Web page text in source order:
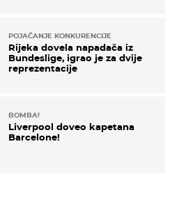
POJAČANJE KONKURENCIJE
Rijeka dovela napadača iz
Bundeslige, igrao je za dvije
reprezentacije
BOMBA!
Liverpool doveo kapetana
Barcelone!